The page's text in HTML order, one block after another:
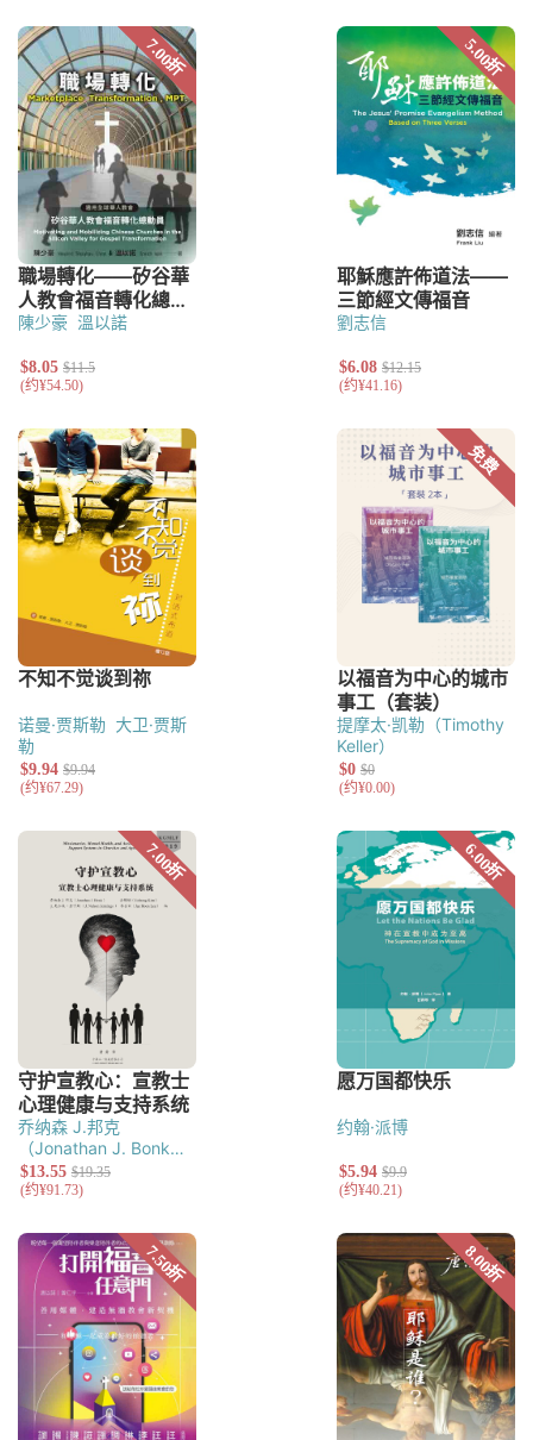
陳少豪 溫以諾 劉志信
诺曼·贾斯勒 大卫·贾斯
勒
提摩太·凯勒（Timothy
Keller）
乔纳森 J.邦克
（Jonathan J. Bonk）
J. 尼尔森·詹宁斯（J.
Nelson Jennings ）
李在训（ Jae Hoon
Lee） 编
约翰·派博